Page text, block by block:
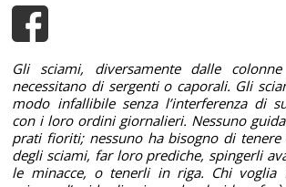
Gli sciami, diversamente dalle
necessitano di sergenti o caporali. Gli
modo infallibile senza l’interferenza di
con i loro ordini giornalieri. Nessuno
prati fioriti; nessuno ha bisogno di
degli sciami, far loro prediche, spingerli
le minacce, o tenerli in riga. Chi voglia